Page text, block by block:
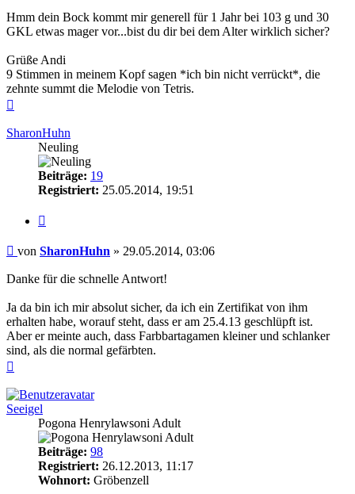
Hmm dein Bock kommt mir generell für 1 Jahr bei 103 g und 30
GKL etwas mager vor...bist du dir bei dem Alter wirklich sicher?
Grüße Andi
9 Stimmen in meinem Kopf sagen *ich bin nicht verrückt*, die
zehnte summt die Melodie von Tetris.
SharonHuhn
Neuling
Beiträge: 19
Registriert: 25.05.2014, 19:51
Beitrag
von SharonHuhn » 29.05.2014, 03:06
Danke für die schnelle Antwort!
Ja da bin ich mir absolut sicher, da ich ein Zertifikat von ihm
erhalten habe, worauf steht, dass er am 25.4.13 geschlüpft ist.
Aber er meinte auch, dass Farbbartagamen kleiner und schlanker
sind, als die normal gefärbten.
Seeigel
Pogona Henrylawsoni Adult
Beiträge: 98
Registriert: 26.12.2013, 11:17
Wohnort: Gröbenzell